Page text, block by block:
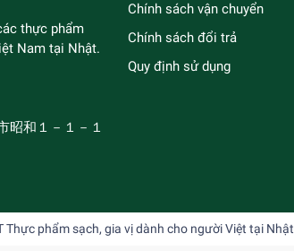
thực phẩm
Nam tại Nhật.
昭和１－１－１
Chính sách vận chuyển
Chính sách đổi trả
Quy định sử dụng
Thực phẩm sạch, gia vị dành cho người Việt tại Nhật